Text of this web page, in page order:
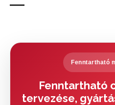
Fenntartható
Fenntartható
tervezése,